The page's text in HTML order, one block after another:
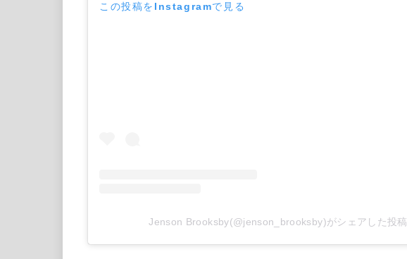
この投稿をInstagramで見る
Jenson Brooksby(@jenson_brooksby)がシェアした投稿